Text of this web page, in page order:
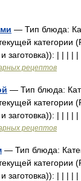
— Тип блюда:
категории
заготовка)): | | | |
рецептов
— Тип блюда:
категории
заготовка)): | | | |
рецептов
— Тип блюда:
категории
заготовка)): | | | |